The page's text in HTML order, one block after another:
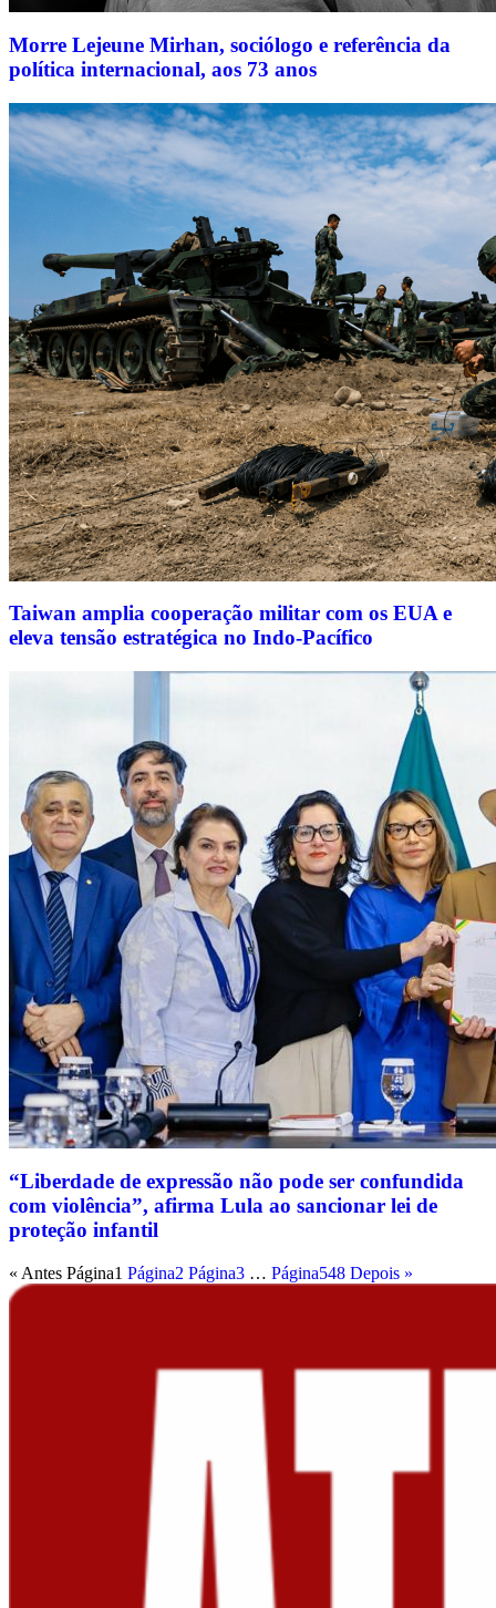
Morre Lejeune Mirhan, sociólogo e referência da
política internacional, aos 73 anos
Taiwan amplia cooperação militar com os EUA e
eleva tensão estratégica no Indo-Pacífico
“Liberdade de expressão não pode ser confundida
com violência”, afirma Lula ao sancionar lei de
proteção infantil
« Antes Página1 Página2 Página3 … Página548 Depois »